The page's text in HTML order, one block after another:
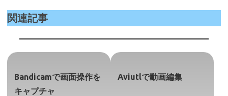
関連記事
Bandicamで画面操作を
キャプチャ
Aviutlで動画編集